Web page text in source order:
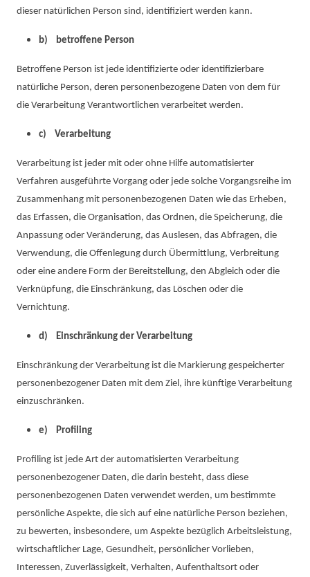
dieser natürlichen Person sind, identifiziert werden kann.
b) betroffene Person
Betroffene Person ist jede identifizierte oder identifizierbare
natürliche Person, deren personenbezogene Daten von dem für
die Verarbeitung Verantwortlichen verarbeitet werden.
c) Verarbeitung
Verarbeitung ist jeder mit oder ohne Hilfe automatisierter
Verfahren ausgeführte Vorgang oder jede solche Vorgangsreihe im
Zusammenhang mit personenbezogenen Daten wie das Erheben,
das Erfassen, die Organisation, das Ordnen, die Speicherung, die
Anpassung oder Veränderung, das Auslesen, das Abfragen, die
Verwendung, die Offenlegung durch Übermittlung, Verbreitung
oder eine andere Form der Bereitstellung, den Abgleich oder die
Verknüpfung, die Einschränkung, das Löschen oder die
Vernichtung.
d) Einschränkung der Verarbeitung
Einschränkung der Verarbeitung ist die Markierung gespeicherter
personenbezogener Daten mit dem Ziel, ihre künftige Verarbeitung
einzuschränken.
e) Profiling
Profiling ist jede Art der automatisierten Verarbeitung
personenbezogener Daten, die darin besteht, dass diese
personenbezogenen Daten verwendet werden, um bestimmte
persönliche Aspekte, die sich auf eine natürliche Person beziehen,
zu bewerten, insbesondere, um Aspekte bezüglich Arbeitsleistung,
wirtschaftlicher Lage, Gesundheit, persönlicher Vorlieben,
Interessen, Zuverlässigkeit, Verhalten, Aufenthaltsort oder